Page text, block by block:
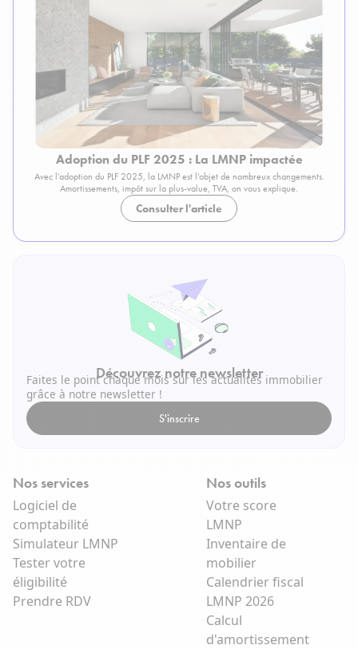
Adoption du PLF 2025 : La LMNP impactée
Avec l’adoption du PLF 2025, la LMNP est l’objet de nombreux changements.
Amortissements, impôt sur la plus-value, TVA, on vous explique.
Consulter l'article
Découvrez notre newsletter
Faites le point chaque mois sur les actualités immobilier
grâce à notre newsletter !
S'inscrire
Nos services
Logiciel de
comptabilité
Simulateur LMNP
Tester votre
éligibilité
Prendre RDV
Nos outils
Votre score
LMNP
Inventaire de
mobilier
Calendrier fiscal
LMNP 2026
Calcul
d'amortissement